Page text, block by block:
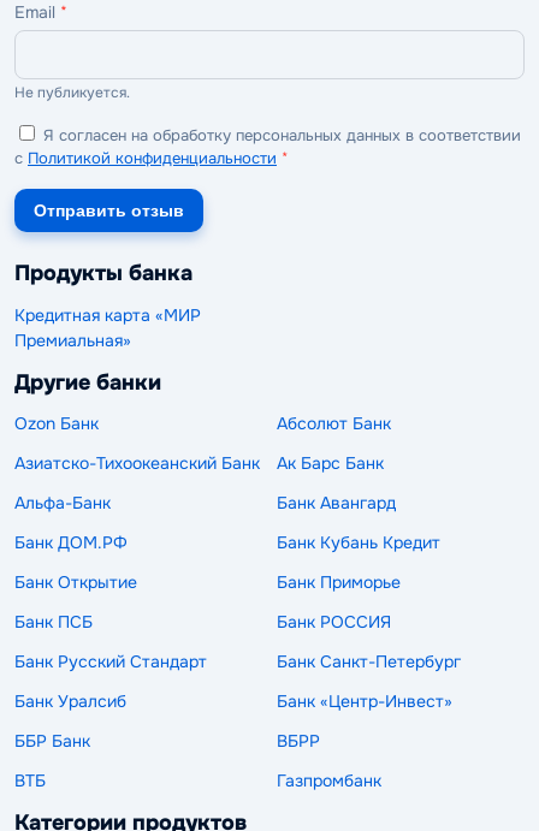
Email *
Не публикуется.
Я согласен на обработку персональных данных в соответствии
с Политикой конфиденциальности *
Отправить отзыв
Продукты банка
Кредитная карта «МИР
Премиальная»
Другие банки
Ozon Банк
Абсолют Банк
Азиатско-Тихоокеанский Банк
Ак Барс Банк
Альфа-Банк
Банк Авангард
Банк ДОМ.РФ
Банк Кубань Кредит
Банк Открытие
Банк Приморье
Банк ПСБ
Банк РОССИЯ
Банк Русский Стандарт
Банк Санкт-Петербург
Банк Уралсиб
Банк «Центр-Инвест»
ББР Банк
ВБРР
ВТБ
Газпромбанк
Категории продуктов